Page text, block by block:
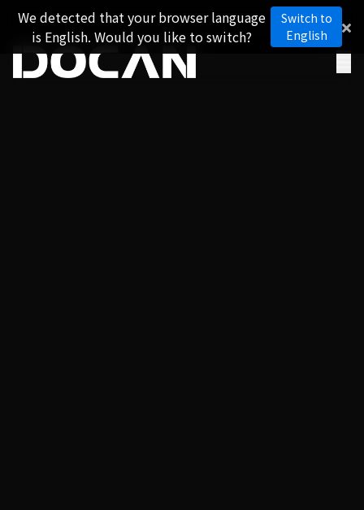
We detected that your browser language
is English. Would you like to switch?
Switch to
English